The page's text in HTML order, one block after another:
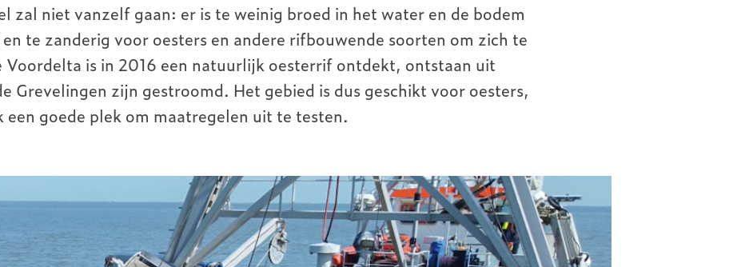
zal niet vanzelf gaan: er is te weinig broed in het water en de bodem
te zanderig voor oesters en andere rifbouwende soorten om zich te
Voordelta is in 2016 een natuurlijk oesterrif ontdekt, ontstaan uit
Grevelingen zijn gestroomd. Het gebied is dus geschikt voor oesters,
een goede plek om maatregelen uit te testen.